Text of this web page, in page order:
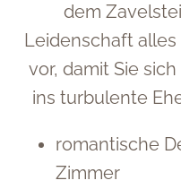
dem
Leidenschaft
vor, damit Sie
ins turbulente
romantische
Zimmer